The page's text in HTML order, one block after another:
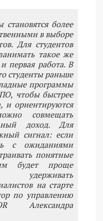
более
в выборе
Для студентов
такое же
первая работа. В
студенты раньше
программы
чтобы быстрее
и ориентируются
совмещать
доход. Для
сигнал: если
с ожиданиями
понятные
будет проще
на старте
по управлению
Александра